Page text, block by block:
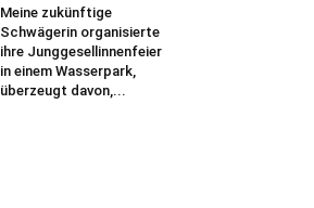
Meine zukünftige
Schwägerin organisierte
ihre Junggesellinnenfeier
in einem Wasserpark,
überzeugt davon,...